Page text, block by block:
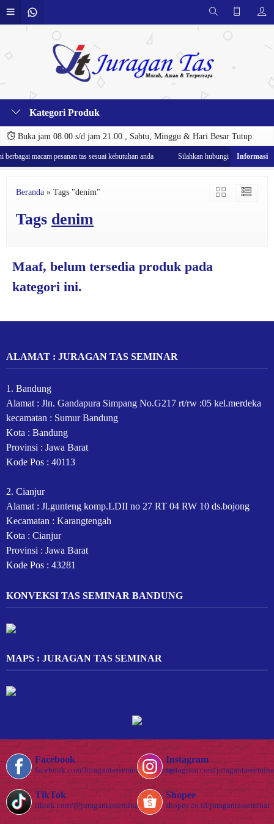
Kategori Produk
Buka jam 08.00 s/d jam 21.00 , Sabtu, Minggu & Hari Besar Tutup
macam pesanan tas sesuai kebutuhan anda Silahkan hubungi costumer
Beranda » Tags "denim"
Tags denim
Maaf, belum tersedia produk pada
kategori ini.
ALAMAT : JURAGAN TAS SEMINAR
1. Bandung
Alamat : Jln. Gandapura Simpang No.G217 rt/rw :05 kel.merdeka
kecamatan : Sumur Bandung
Kota : Bandung
Provinsi : Jawa Barat
Kode Pos : 40113
2. Cianjur
Alamat : Jl.gunteng komp.LDII no 27 RT 04 RW 10 ds.bojong
Kecamatan : Karangtengah
Kota : Cianjur
Provinsi : Jawa Barat
Kode Pos : 43281
KONVEKSI TAS SEMINAR BANDUNG
MAPS : JURAGAN TAS SEMINAR
Facebook
facebook.com/Juragantasseminarbandung/
Instagram
instagram.com/
TikTok
tiktok.com/@juragantasseminar.com
Shopee
shopee.co.id/juragantasseminar